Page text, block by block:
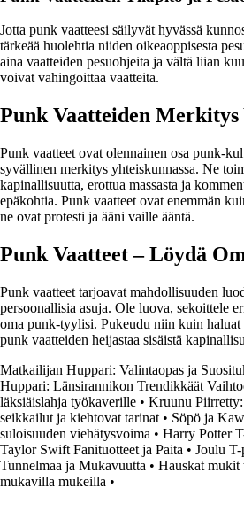
Jotta punk vaatteesi säilyvät hyvässä
tärkeää huolehtia niiden oikeaoppisesta
aina vaatteiden pesuohjeita ja vältä liian
voivat vahingoittaa vaatteita.
Punk Vaatteiden Merkitys
Punk vaatteet ovat olennainen osa punk-
syvällinen merkitys yhteiskunnassa. Ne
kapinallisuutta, erottua massasta ja
epäkohtia. Punk vaatteet ovat enemmän
ne ovat protesti ja ääni vaille ääntä.
Punk Vaatteet – Löydä
Punk vaatteet tarjoavat mahdollisuuden
persoonallisia asuja. Ole luova, sekoittele
oma punk-tyylisi. Pukeudu niin kuin haluat
punk vaatteiden heijastaa sisäistä
Matkailijan Huppari: Valintaopas ja
Huppari: Länsirannikon Trendikkäät
läksiäislahja työkaverille • Kruunu
seikkailut ja kiehtovat tarinat • Söpö ja
suloisuuden viehätysvoima • Harry Potter
Taylor Swift Fanituotteet ja Paita • Joulu
Tunnelmaa ja Mukavuutta • Hauskat mukit
mukavilla mukeilla •